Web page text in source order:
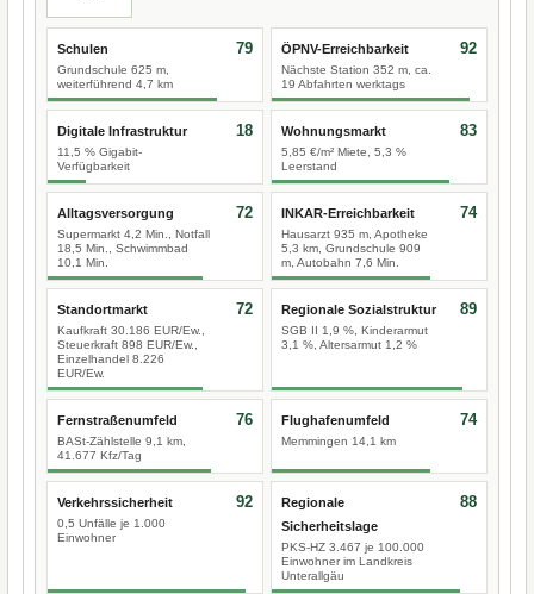
Schulen
Grundschule 625 m,
weiterführend 4,7 km
79 ÖPNV-Erreichbarkeit
Nächste Station 352 m, ca.
19 Abfahrten werktags
92
Digitale Infrastruktur
11,5 % Gigabit-
Verfügbarkeit
18 Wohnungsmarkt
5,85 €/m² Miete, 5,3 %
Leerstand
83
Alltagsversorgung
Supermarkt 4,2 Min., Notfall
18,5 Min., Schwimmbad
10,1 Min.
72 INKAR-Erreichbarkeit
Hausarzt 935 m, Apotheke
5,3 km, Grundschule 909
m, Autobahn 7,6 Min.
74
Standortmarkt
Kaufkraft 30.186 EUR/Ew.,
Steuerkraft 898 EUR/Ew.,
Einzelhandel 8.226
EUR/Ew.
72 Regionale Sozialstruktur
SGB II 1,9 %, Kinderarmut
3,1 %, Altersarmut 1,2 %
89
Fernstraßenumfeld
BASt-Zählstelle 9,1 km,
41.677 Kfz/Tag
76 Flughafenumfeld
Memmingen 14,1 km
74
Verkehrssicherheit
0,5 Unfälle je 1.000
Einwohner
92
Regionale
Sicherheitslage
PKS-HZ 3.467 je 100.000
Einwohner im Landkreis
Unterallgäu
88